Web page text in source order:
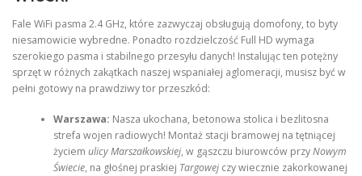
Fale WiFi pasma 2.4 GHz, które zazwyczaj obsługują domofony, to byty
niesamowicie wybredne. Ponadto rozdzielczość Full HD wymaga
szerokiego pasma i stabilnego przesyłu danych! Instalując ten potężny
sprzęt w różnych zakątkach naszej wspaniałej aglomeracji, musisz być w
pełni gotowy na prawdziwy tor przeszkód:
Warszawa: Nasza ukochana, betonowa stolica i bezlitosna
strefa wojen radiowych! Montaż stacji bramowej na tętniącej
życiem ulicy Marszałkowskiej, w gąszczu biurowców przyNowym
Świecie, na głośnej praskiej Targowejczy wiecznie zakorkowanej